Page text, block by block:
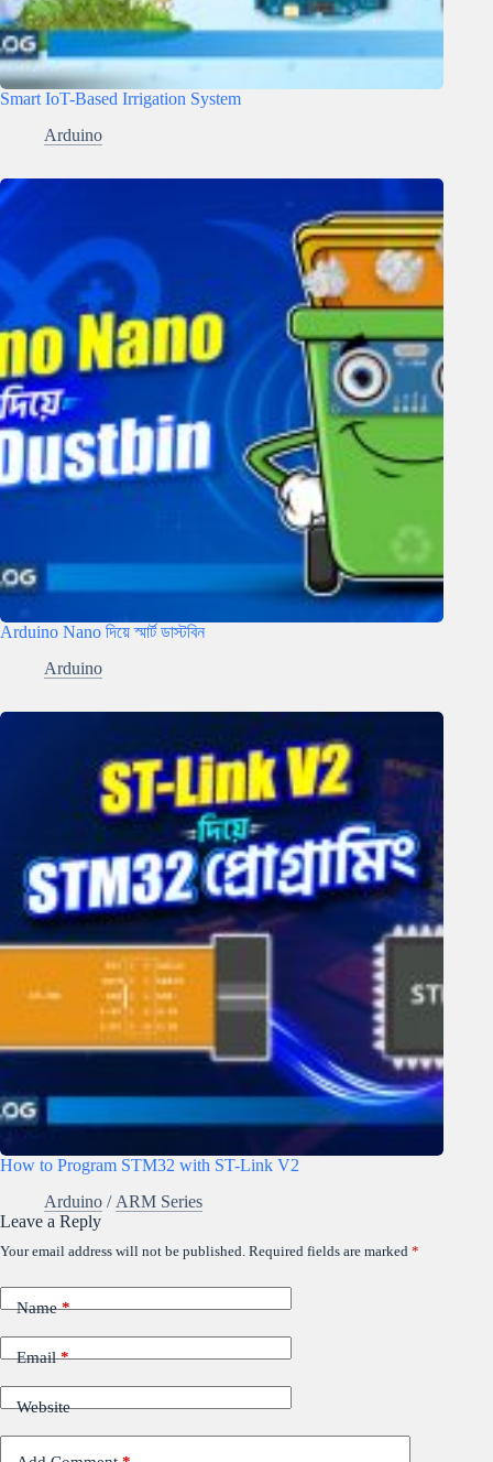
Smart IoT-Based Irrigation System
Arduino
Arduino Nano দিয়ে স্মার্ট ডাস্টবিন
Arduino
How to Program STM32 with ST-Link V2
Arduino / ARM Series
Leave a Reply
Your email address will not be published. Required fields are marked *
Name*
Email*
Website